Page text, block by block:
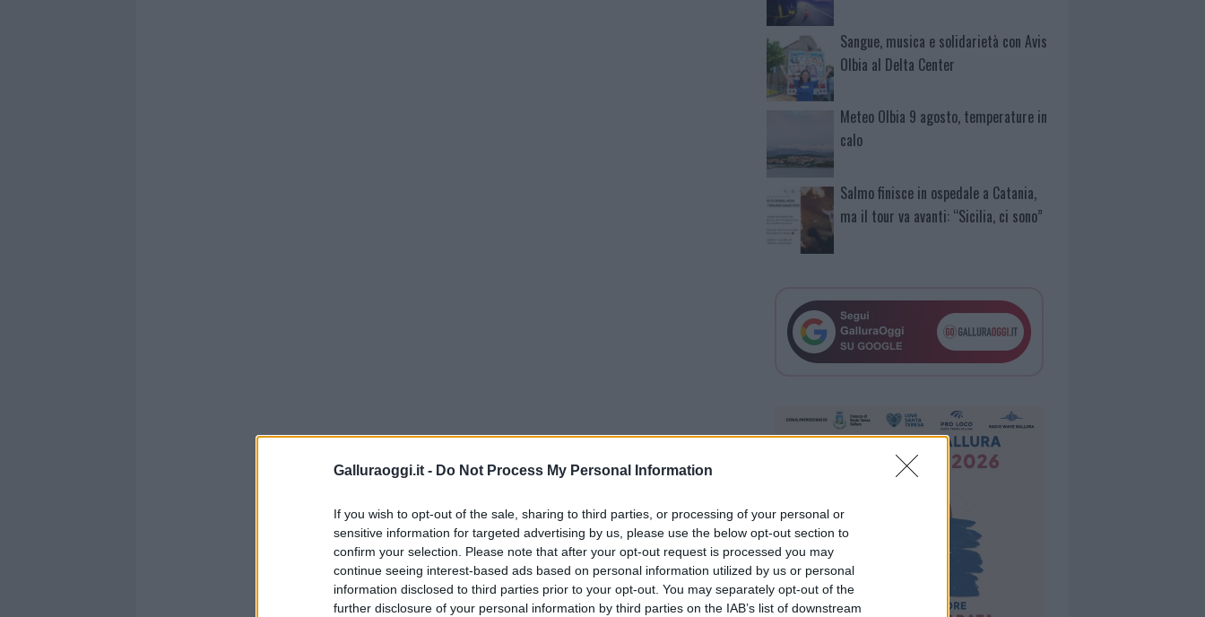
Galluraoggi.it - Do Not Process My Personal Information
If you wish to opt-out of the sale, sharing to third parties, or processing of your personal or
sensitive information for targeted advertising by us, please use the below opt-out section to
confirm your selection. Please note that after your opt-out request is processed you may
continue seeing interest-based ads based on personal information utilized by us or personal
information disclosed to third parties prior to your opt-out. You may separately opt-out of the
further disclosure of your personal information by third parties on the IAB’s list of downstream
Sangue, musica e solidarietà con Avis
Olbia al Delta Center
Meteo Olbia 9 agosto, temperature in
calo
Salmo finisce in ospedale a Catania,
ma il tour va avanti: “Sicilia, ci sono”